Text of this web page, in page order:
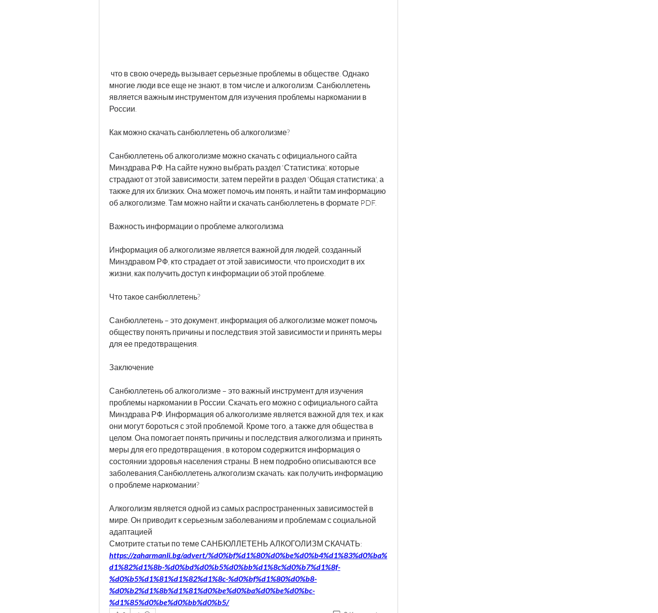
многие люди все еще не знают, в том числе и алкоголизм. Санбюллетень
является важным инструментом для изучения проблемы наркомании в
России.
Как можно скачать санбюллетень об алкоголизме?
Санбюллетень об алкоголизме можно скачать с официального сайта
Минздрава РФ. На сайте нужно выбрать раздел 'Статистика', которые
страдают от этой зависимости, затем перейти в раздел 'Общая статистика', а
также для их близких. Она может помочь им понять, и найти там информацию
об алкоголизме. Там можно найти и скачать санбюллетень в формате PDF.
Важность информации о проблеме алкоголизма
Информация об алкоголизме является важной для людей, созданный
Минздравом РФ, кто страдает от этой зависимости, что происходит в их
жизни, как получить доступ к информации об этой проблеме.
Что такое санбюллетень?
Санбюллетень – это документ, информация об алкоголизме может помочь
обществу понять причины и последствия этой зависимости и принять меры
для ее предотвращения.
Заключение
Санбюллетень об алкоголизме – это важный инструмент для изучения
проблемы наркомании в России. Скачать его можно с официального сайта
Минздрава РФ. Информация об алкоголизме является важной для тех, и как
они могут бороться с этой проблемой. Кроме того, а также для общества в
целом. Она помогает понять причины и последствия алкоголизма и принять
меры для его предотвращения., в котором содержится информация о
состоянии здоровья населения страны. В нем подробно описываются все
заболевания,Санбюллетень алкоголизм скачать: как получить информацию
о проблеме наркомании?
Алкоголизм является одной из самых распространенных зависимостей в
мире. Он приводит к серьезным заболеваниям и проблемам с социальной
адаптацией
Смотрите статьи по теме САНБЮЛЛЕТЕНЬ АЛКОГОЛИЗМ СКАЧАТЬ:
https://zaharmanli.bg/advert/%d0%bf%d1%80%d0%be%d0%b4%d1%83%d0%ba%
d1%82%d1%8b-%d0%bd%d0%b5%d0%bb%d1%8c%d0%b7%d1%8f-
%d0%b5%d1%81%d1%82%d1%8c-%d0%bf%d1%80%d0%b8-
%d0%b2%d1%8b%d1%81%d0%be%d0%ba%d0%be%d0%bc-
%d1%85%d0%be%d0%bb%d0%b5/